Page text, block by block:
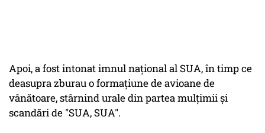
Apoi, a fost intonat imnul naţional al SUA, în timp ce
deasupra zburau o formaţiune de avioane de
vânătoare, stârnind urale din partea mulţimii şi
scandări de "SUA, SUA".